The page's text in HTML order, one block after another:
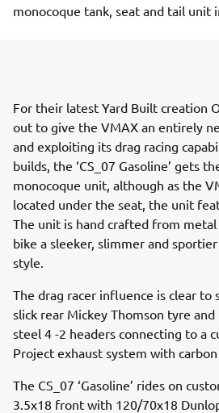
monocoque tank, seat and tail unit
For their latest Yard Built creation
out to give the VMAX an entirely
and exploiting its drag racing
builds, the ‘CS_07 Gasoline’ gets
monocoque unit, although as the
located under the seat, the unit
The unit is hand crafted from
bike a sleeker, slimmer and
style.
The drag racer influence is clear to
slick rear Mickey Thomson tyre
steel 4 -2 headers connecting to a
Project exhaust system with
The CS_07 ‘Gasoline’ rides on
3.5x18 front with 120/70x18